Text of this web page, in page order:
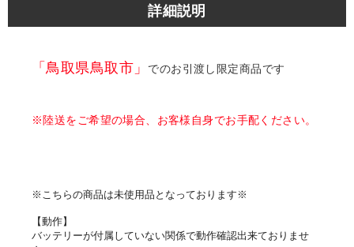
詳細説明
「鳥取県鳥取市」 でのお引渡し限定商品です
※陸送をご希望の場合、お客様自身でお手配ください。
※こちらの商品は未使用品となっております※
【動作】
バッテリーが付属していない関係で動作確認出来ておりませ